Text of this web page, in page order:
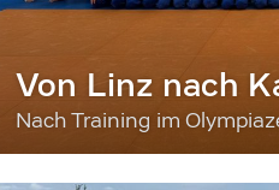
Von Linz nach
Nach Training im